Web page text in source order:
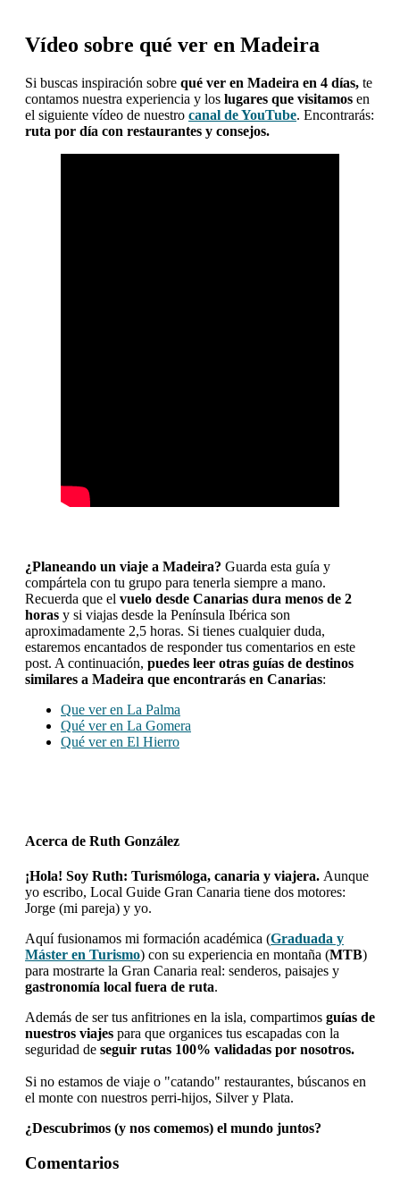
Vídeo sobre qué ver en Madeira
Si buscas inspiración sobre qué ver en Madeira en 4 días, te
contamos nuestra experiencia y los lugares que visitamos en
el siguiente vídeo de nuestro canal de YouTube. Encontrarás:
ruta por día con restaurantes y consejos.
¿Planeando un viaje a Madeira? Guarda esta guía y
compártela con tu grupo para tenerla siempre a mano.
Recuerda que el vuelo desde Canarias dura menos de 2
horas y si viajas desde la Península Ibérica son
aproximadamente 2,5 horas. Si tienes cualquier duda,
estaremos encantados de responder tus comentarios en este
post. A continuación, puedes leer otras guías de destinos
similares a Madeira que encontrarás en Canarias:
Que ver en La Palma
Qué ver en La Gomera
Qué ver en El Hierro
Acerca de Ruth González
¡Hola! Soy Ruth: Turismóloga, canaria y viajera. Aunque
yo escribo, Local Guide Gran Canaria tiene dos motores:
Jorge (mi pareja) y yo.
Aquí fusionamos mi formación académica (Graduada y
Máster en Turismo) con su experiencia en montaña (MTB)
para mostrarte la Gran Canaria real: senderos, paisajes y
gastronomía local fuera de ruta.
Además de ser tus anfitriones en la isla, compartimos guías de
nuestros viajes para que organices tus escapadas con la
seguridad de seguir rutas 100% validadas por nosotros.
Si no estamos de viaje o "catando" restaurantes, búscanos en
el monte con nuestros perri-hijos, Silver y Plata.
¿Descubrimos (y nos comemos) el mundo juntos?
Interacciones
Comentarios